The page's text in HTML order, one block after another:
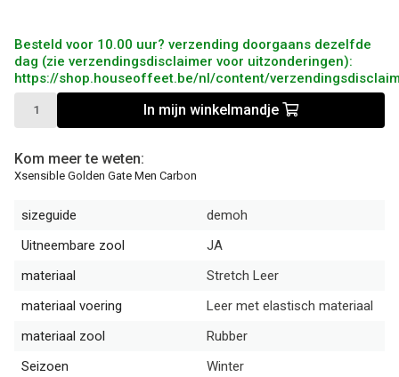
Besteld voor 10.00 uur? verzending doorgaans dezelfde
dag (zie verzendingsdisclaimer voor uitzonderingen):
https://shop.houseoffeet.be/nl/content/
In mijn winkelmandje
Kom meer te weten:
Xsensible Golden Gate Men Carbon
sizeguide
demoh
Uitneembare zool
JA
materiaal
Stretch Leer
materiaal voering
Leer met elastisch materiaal
materiaal zool
Rubber
Seizoen
Winter